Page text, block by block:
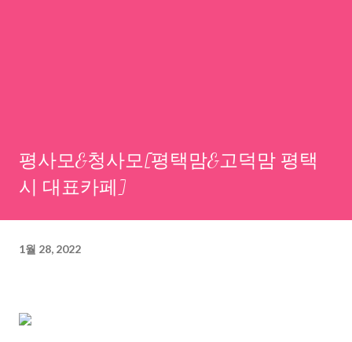
평사모&청사모[평택맘&고덕맘 평택
시 대표카페]
1월 28, 2022